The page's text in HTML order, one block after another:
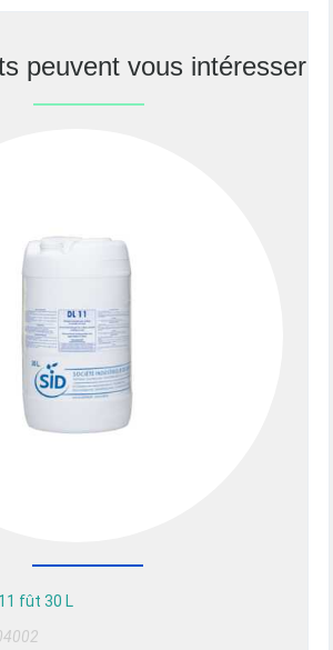
peuvent vous intéresser
fût 30 L